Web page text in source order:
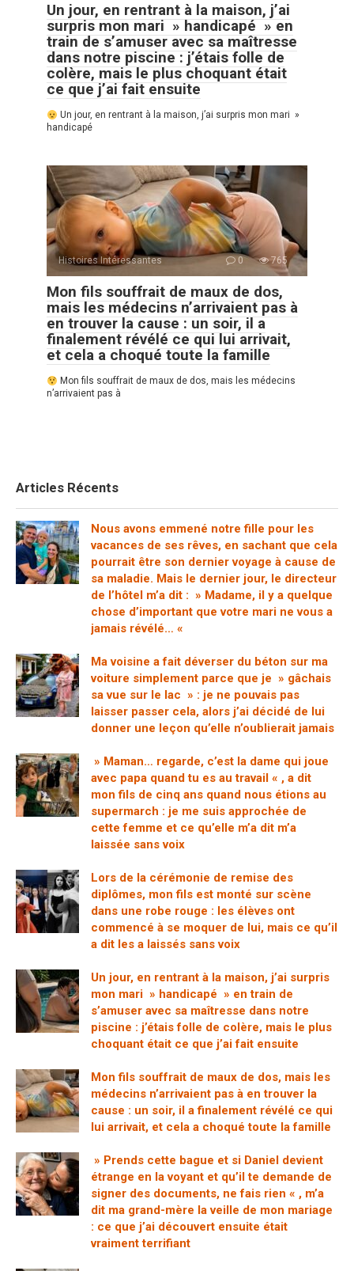
Un jour, en rentrant à la maison, j’ai
surpris mon mari » handicapé » en
train de s’amuser avec sa maîtresse
dans notre piscine : j’étais folle de
colère, mais le plus choquant était
ce que j’ai fait ensuite
Un jour, en rentrant à la maison, j’ai surpris mon mari »
handicapé
Histoires Intéressantes 0 765
Mon fils souffrait de maux de dos,
mais les médecins n’arrivaient pas à
en trouver la cause : un soir, il a
finalement révélé ce qui lui arrivait,
et cela a choqué toute la famille
Mon fils souffrait de maux de dos, mais les médecins
n’arrivaient pas à
Articles Récents
Nous avons emmené notre fille pour les
vacances de ses rêves, en sachant que cela
pourrait être son dernier voyage à cause de
sa maladie. Mais le dernier jour, le directeur
de l’hôtel m’a dit : » Madame, il y a quelque
chose d’important que votre mari ne vous a
jamais révélé… «
Ma voisine a fait déverser du béton sur ma
voiture simplement parce que je » gâchais
sa vue sur le lac » : je ne pouvais pas
laisser passer cela, alors j’ai décidé de lui
donner une leçon qu’elle n’oublierait jamais
» Maman… regarde, c’est la dame qui joue
avec papa quand tu es au travail « , a dit
mon fils de cinq ans quand nous étions au
supermarch : je me suis approchée de
cette femme et ce qu’elle m’a dit m’a
laissée sans voix
Lors de la cérémonie de remise des
diplômes, mon fils est monté sur scène
dans une robe rouge : les élèves ont
commencé à se moquer de lui, mais ce qu’il
a dit les a laissés sans voix
Un jour, en rentrant à la maison, j’ai surpris
mon mari » handicapé » en train de
s’amuser avec sa maîtresse dans notre
piscine : j’étais folle de colère, mais le plus
choquant était ce que j’ai fait ensuite
Mon fils souffrait de maux de dos, mais les
médecins n’arrivaient pas à en trouver la
cause : un soir, il a finalement révélé ce qui
lui arrivait, et cela a choqué toute la famille
» Prends cette bague et si Daniel devient
étrange en la voyant et qu’il te demande de
signer des documents, ne fais rien « , m’a
dit ma grand-mère la veille de mon mariage
: ce que j’ai découvert ensuite était
vraiment terrifiant